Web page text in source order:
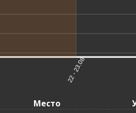
22 - 23.08
Место